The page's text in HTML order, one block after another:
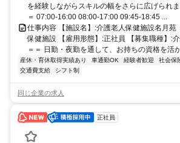
を経験しながらスキルの幅をさらに広げられ
＝ 07:00-16:00 08:00-17:00 09:45-18:45 ...
仕事内容 【施設名】:介護老人保健施設名月苑
保健施設 【雇用形態】:正社員 【募集職種】:
＝＝ 日勤・夜勤を通して、お持ちの資格を活
産休・育休取得実績あり 車通勤OK 経験者歓迎 社会保
交通費支給
シフト制
同じ企業の求人
正社員